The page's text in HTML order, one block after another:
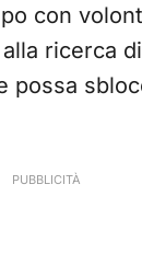
con
ricerca
possa